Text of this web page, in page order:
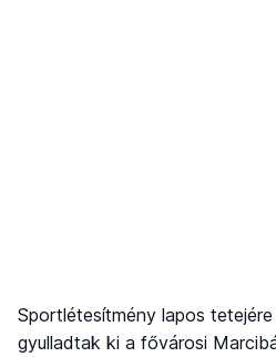
Sportlétesítmény lapos
gyulladtak ki a fővárosi